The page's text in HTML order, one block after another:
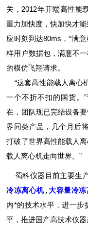
关，2012年开端高性能
重力加快度，快加快才
应时刻到达80ms，*满
样用户数据包，满意不
的模仿飞翔请求。
“这套高性能载人离心
一个不折不扣的国货。
在，团队现已完结设备
界同类产品，几个月后
打破了世界高性能载人
载人离心机走向世界。”
蜀科仪器目前主要生
冷冻离心机, 大容量冷
内*的技术水平，进一步
平，推进国产高技术仪器